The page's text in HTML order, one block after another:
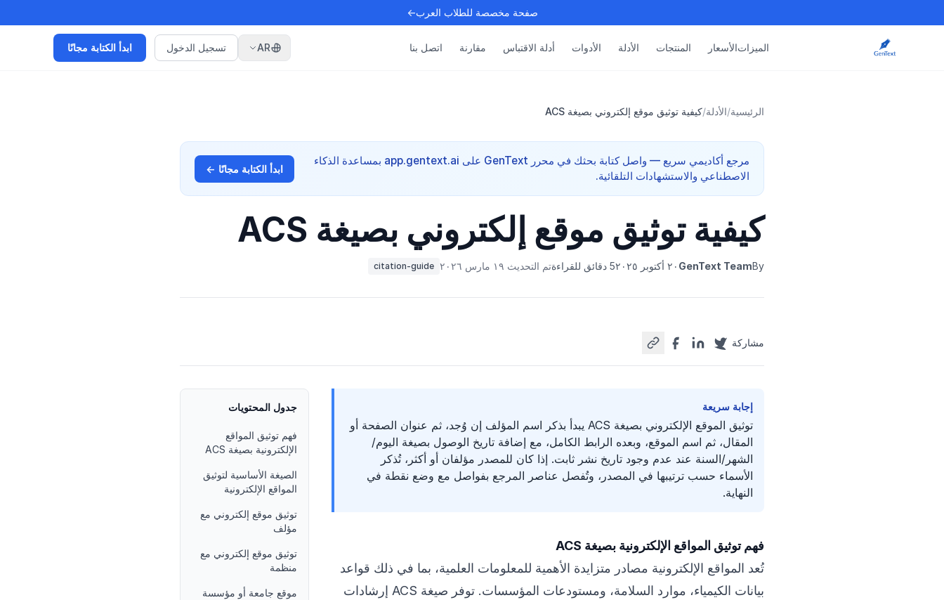
صفحة مخصصة للطلاب العرب←
الميزاتالأسعار المنتجات الأدلة الأدوات أدلة الاقتباس مقارنة اتصل بنا AR تسجيل الدخول ابدأ الكتابة مجانًا
الرئيسية/الأدلة/كيفية توثيق موقع إلكتروني بصيغة ACS
مرجع أكاديمي سريع — واصل كتابة بحثك في محرر GenText على app.gentext.ai بمساعدة الذكاء
الاصطناعي والاستشهادات التلقائية.
ابدأ الكتابة مجانًا ←
كيفية توثيق موقع إلكتروني بصيغة ACS
By
GenText Team ٢٠ أكتوبر ٢٠٢٥ 5 دقائق للقراءة تم التحديث ١٩ مارس ٢٠٢٦ citation-guide
مشاركة
إجابة سريعة
توثيق الموقع الإلكتروني بصيغة ACS يبدأ بذكر اسم المؤلف إن وُجد، ثم عنوان الصفحة أو
المقال، ثم اسم الموقع، وبعده الرابط الكامل، مع إضافة تاريخ الوصول بصيغة اليوم/
الشهر/السنة عند عدم وجود تاريخ نشر ثابت. إذا كان للمصدر مؤلفان أو أكثر، تُذكر
الأسماء حسب ترتيبها في المصدر، وتُفصل عناصر المرجع بفواصل مع وضع نقطة في
النهاية.
فهم توثيق المواقع الإلكترونية بصيغة ACS
تُعد المواقع الإلكترونية مصادر متزايدة الأهمية للمعلومات العلمية، بما في ذلك قواعد
بيانات الكيمياء، موارد السلامة، ومستودعات المؤسسات. توفر صيغة ACS إرشادات
جدول المحتويات
فهم توثيق المواقع
الإلكترونية بصيغة ACS
الصيغة الأساسية لتوثيق
المواقع الإلكترونية
توثيق موقع إلكتروني مع
مؤلف
توثيق موقع إلكتروني مع
منظمة
موقع جامعة أو مؤسسة